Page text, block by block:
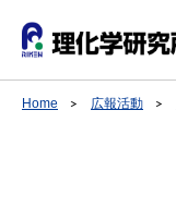
Home 広報活動